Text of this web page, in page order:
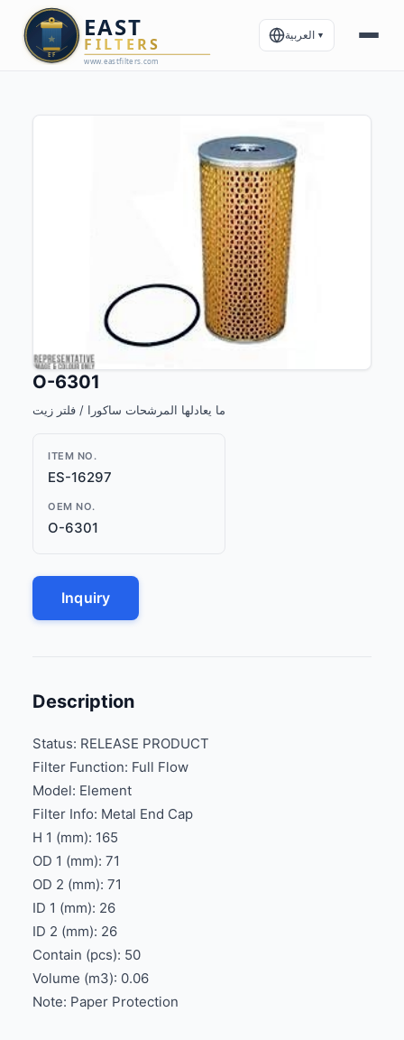
العربية ▼
O-6301
ما يعادلها المرشحات ساكورا / فلتر زيت
ITEM NO.
ES-16297
OEM NO.
O-6301
Inquiry
Description
Status: RELEASE PRODUCT
Filter Function: Full Flow
Model: Element
Filter Info: Metal End Cap
H 1 (mm): 165
OD 1 (mm): 71
OD 2 (mm): 71
ID 1 (mm): 26
ID 2 (mm): 26
Contain (pcs): 50
Volume (m3): 0.06
Note: Paper Protection